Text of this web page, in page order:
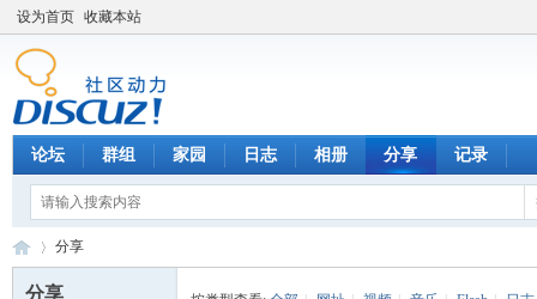
设为首页 收藏本站
论坛 群组 家园 日志 相册 分享 记录
分享
分享